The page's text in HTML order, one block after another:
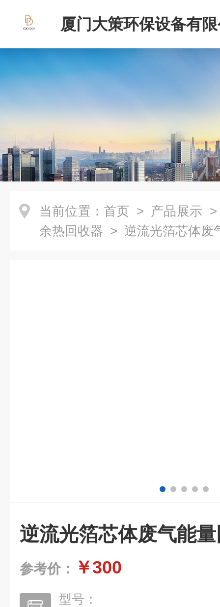
厦门大策环保设备有
当前位置： 首页 > 产品展示
余热回收器 > 逆流光箔芯体废
逆流光箔芯体废气能
参考价： ￥300
型号：